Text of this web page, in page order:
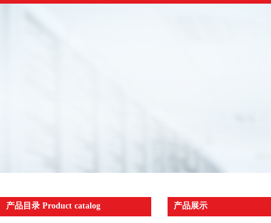
产品目录 Product catalog 产品展示